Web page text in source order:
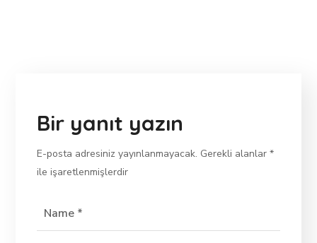
Bir yanıt yazın
E-posta adresiniz yayınlanmayacak. Gerekli alanlar*
ile işaretlenmişlerdir